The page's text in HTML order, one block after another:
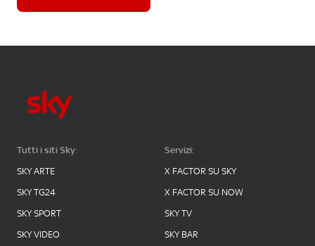
Tutti i siti Sky:
SKY ARTE
SKY TG24
SKY SPORT
SKY VIDEO
Servizi:
X FACTOR SU SKY
X FACTOR SU NOW
SKY TV
SKY BAR